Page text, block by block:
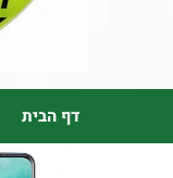
דף הבית